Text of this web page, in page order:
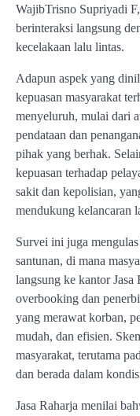
WajibTrisno Supriyadi
berinteraksi langsung
kecelakaan lalu lintas.
Adapun aspek yang
kepuasan masyarakat
menyeluruh, mulai dari
pendataan dan
pihak yang berhak.
kepuasan terhadap
sakit dan kepolisian,
mendukung kelancaran
Survei ini juga
santunan, di mana
langsung ke kantor Jasa
overbooking dan
yang merawat korban,
mudah, dan efisien.
masyarakat, terutama
dan berada dalam
Jasa Raharja menilai